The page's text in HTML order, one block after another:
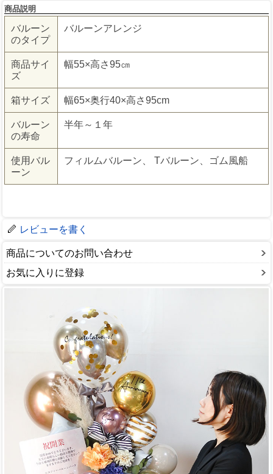
商品説明
バルーン
のタイプ
バルーンアレンジ
商品サイ
ズ
幅55×高さ95㎝
箱サイズ 幅65×奥行40×高さ95cm
バルーン
の寿命
半年～１年
使用バル
ーン
フィルムバルーン、 Tバルーン、ゴム風船
レビューを書く
商品についてのお問い合わせ
お気に入りに登録